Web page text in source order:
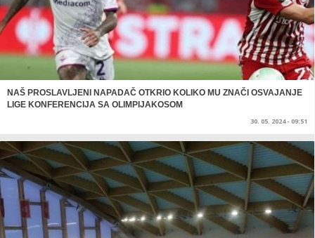
NAŠ PROSLAVLJENI NAPADAČ OTKRIO KOLIKO MU ZNAČI OSVAJANJE
LIGE KONFERENCIJA SA OLIMPIJAKOSOM
30. 05. 2024 - 09:51